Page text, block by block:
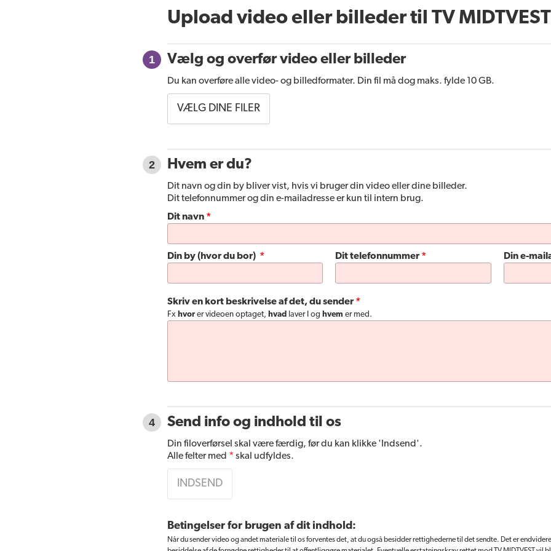
Upload video eller billeder til TV MIDTVEST
1 Vælg og overfør video eller billeder
Du kan overføre alle video- og billedformater. Din fil må dog maks. fylde 10 GB.
VÆLG DINE FILER
2 Hvem er du?
Dit navn og din by bliver vist, hvis vi bruger din video eller dine billeder.
Dit telefonnummer og din e-mailadresse er kun til intern brug.
Dit navn
Din by (hvor du bor) Dit telefonnummer Din e-
Skriv en kort beskrivelse af det, du sender
Fx hvor er videoen optaget, hvad laver I og hvem er med.
4 Send info og indhold til os
Din filoverførsel skal være færdig, før du kan klikke 'Indsend'.
Alle felter med * skal udfyldes.
INDSEND
Betingelser for brugen af dit indhold:
Når du sender video og andet materiale til os forventes det, at du også besidder rettighederne til det sendte. Det er